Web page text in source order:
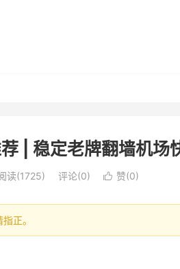
| 稳定老牌翻墙机场
读(1725) 评论(0)  赞(0)
正。